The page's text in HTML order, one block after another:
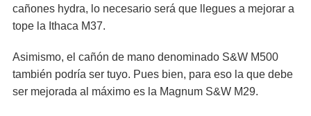
cañones hydra, lo necesario será que llegues a mejorar a
tope la Ithaca M37.
Asimismo, el cañón de mano denominado S&W M500
también podría ser tuyo. Pues bien, para eso la que debe
ser mejorada al máximo es la Magnum S&W M29.